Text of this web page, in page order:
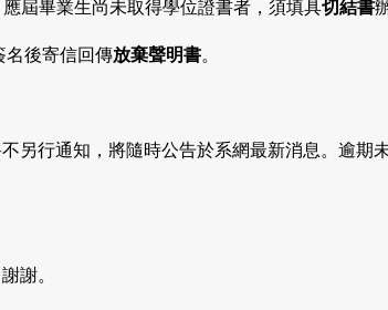
應屆畢業生尚未取得學位證書者，須填具切結書
後寄信回傳放棄聲明書。
另行通知，將隨時公告於系網最新消息。逾期
謝。